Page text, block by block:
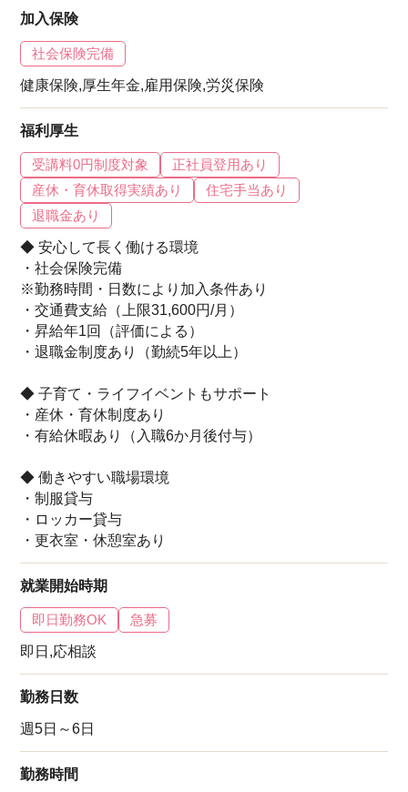
加入保険
社会保険完備
健康保険,厚生年金,雇用保険,労災保険
福利厚生
受講料0円制度対象
正社員登用あり
産休・育休取得実績あり
住宅手当あり
退職金あり
◆ 安心して長く働ける環境
・社会保険完備
※勤務時間・日数により加入条件あり
・交通費支給（上限31,600円/月）
・昇給年1回（評価による）
・退職金制度あり（勤続5年以上）
◆ 子育て・ライフイベントもサポート
・産休・育休制度あり
・有給休暇あり（入職6か月後付与）
◆ 働きやすい職場環境
・制服貸与
・ロッカー貸与
・更衣室・休憩室あり
就業開始時期
即日勤務OK 急募
即日,応相談
勤務日数
週5日～6日
勤務時間